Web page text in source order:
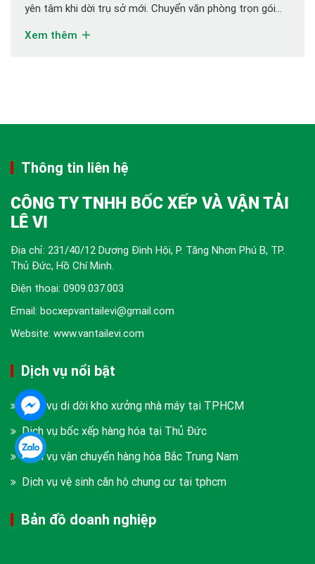
yên tâm khi dời trụ sở mới. Chuyển văn phòng trọn gói
diện giúp doanh nghiệp bạn tiết kiệm thời […]
Xem thêm
Thông tin liên hệ
CÔNG TY TNHH BỐC XẾP VÀ VẬN TẢI
LÊ VI
Địa chỉ: 231/40/12 Dương Đình Hội, P. Tăng Nhơn Phú B, TP.
Thủ Đức, Hồ Chí Minh.
Điện thoại: 0909.037.003
Email: bocxepvantailevi@gmail.com
Website: www.vantailevi.com
Dịch vụ nổi bật
Dịch vụ di dời kho xưởng nhà máy tại TPHCM
Dịch vụ bốc xếp hàng hóa tại Thủ Đức
Dịch vụ vận chuyển hàng hóa Bắc Trung Nam
Dịch vụ vệ sinh căn hộ chung cư tại tphcm
Bản đồ doanh nghiệp